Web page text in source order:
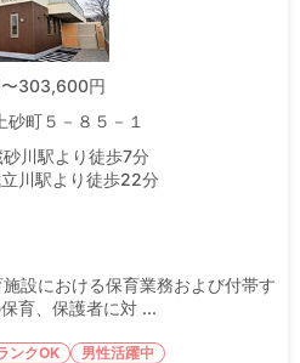
303,600円
町５－８５－１
川駅より徒歩7分
川駅より徒歩22分
設における保育業務および付帯す
育、保護者に対 ...
ンクOK
男性活躍中